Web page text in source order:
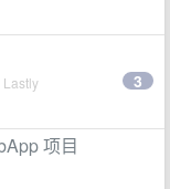
Lastly
3
项目